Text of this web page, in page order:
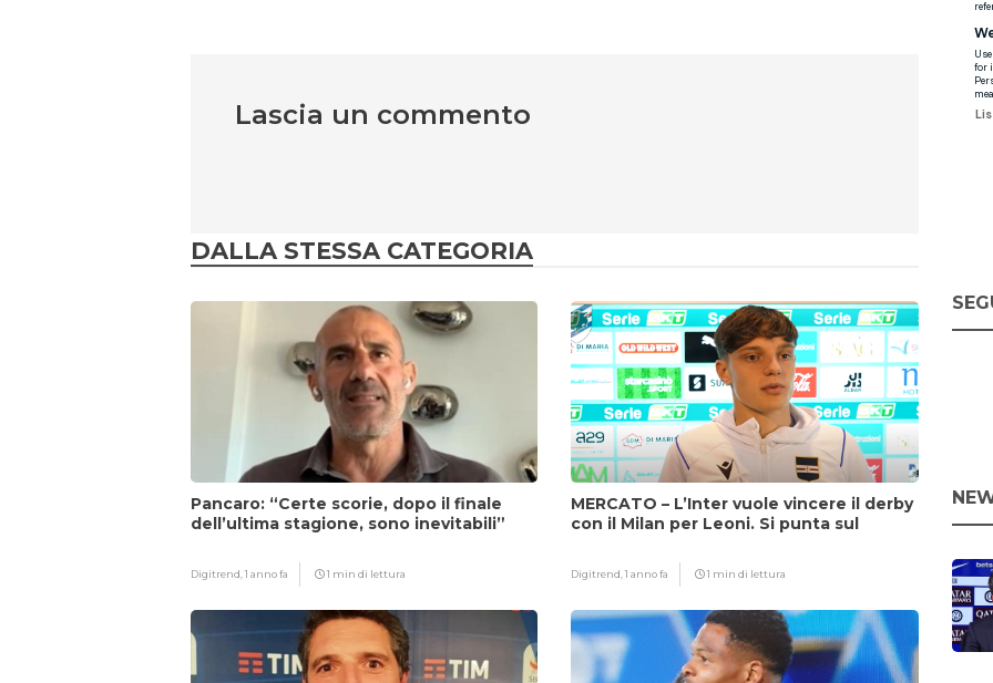
Lascia un commento
DALLA STESSA CATEGORIA
Pancaro: “Certe scorie, dopo il finale
dell’ultima stagione, sono inevitabili”
Digitrend,1 anno fa 1 min di lettura
MERCATO – L’Inter vuole vincere il derby
con il Milan per Leoni. Si punta sul
Digitrend,1 anno fa 1 min di lettura